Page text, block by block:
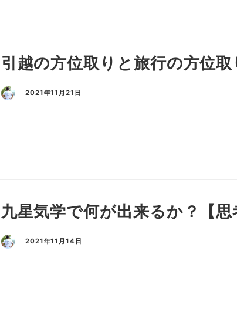
引越の方位取りと旅行の方位
2021年11月21日
九星気学で何が出来るか？【思
2021年11月14日